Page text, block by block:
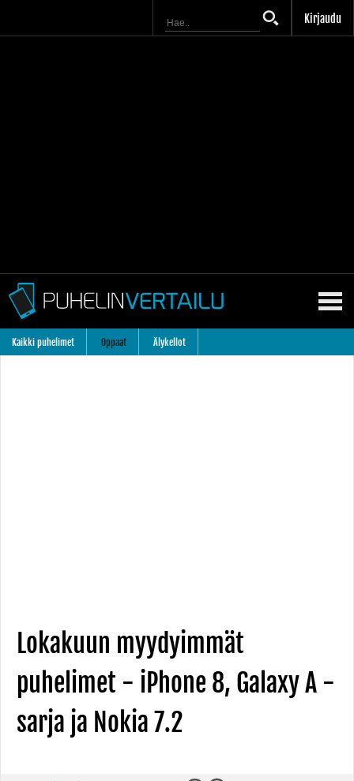
Kirjaudu
Kaikki puhelimet Oppaat Älykellot
Lokakuun myydyimmät
puhelimet - iPhone 8, Galaxy A -
sarja ja Nokia 7.2